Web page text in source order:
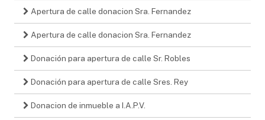
Apertura de calle donacion Sra. Fernandez
Apertura de calle donacion Sra. Fernandez
Donación para apertura de calle Sr. Robles
Donación para apertura de calle Sres. Rey
Donacion de inmueble a I.A.P.V.